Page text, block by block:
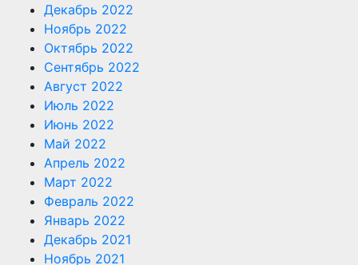
Декабрь 2022
Ноябрь 2022
Октябрь 2022
Сентябрь 2022
Август 2022
Июль 2022
Июнь 2022
Май 2022
Апрель 2022
Март 2022
Февраль 2022
Январь 2022
Декабрь 2021
Ноябрь 2021